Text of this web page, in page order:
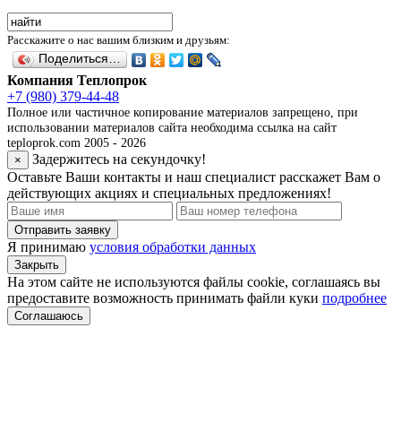
Расскажите о нас вашим близким и друзьям:
Поделиться…
Компания Теплопрок
+7 (980) 379-44-48
Полное или частичное копирование материалов запрещено, при
использовании материалов сайта необходима ссылка на сайт
teploprok.com 2005 - 2026
×
Задержитесь на секундочку!
Оставьте Ваши контакты и наш специалист расскажет Вам о
действующих акциях и специальных предложениях!
Отправить заявку
Я принимаю условия обработки данных
Закрыть
На этом сайте не используются файлы cookie, соглашаясь вы
предоставите возможность принимать файли куки подробнее
Соглашаюсь